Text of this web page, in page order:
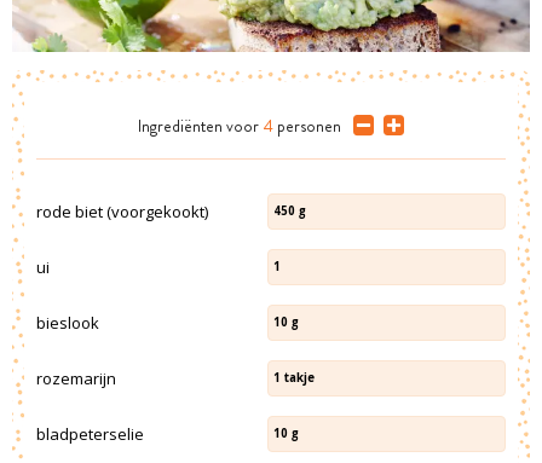
Ingrediënten voor 4 personen
rode biet (voorgekookt) 450 g
ui 1
bieslook 10 g
rozemarijn 1 takje
bladpeterselie 10 g